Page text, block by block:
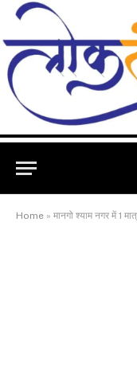
Home » मानगो श्याम नगर में 1